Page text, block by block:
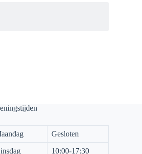
Gesloten
10:00-17:30